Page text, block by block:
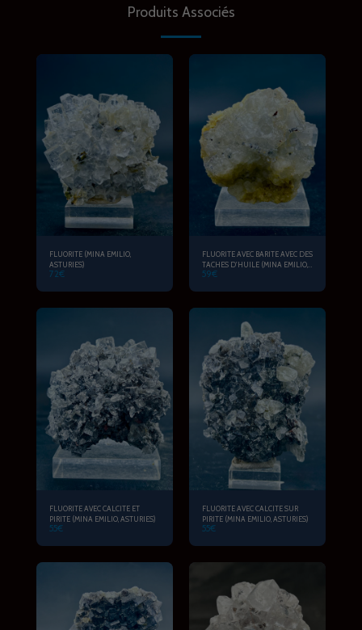
Produits Associés
FLUORITE (MINA EMILIO,
ASTURIES)
72€
FLUORITE AVEC BARITE AVEC DES
TACHES D'HUILE (MINA EMILIO,
ASTURIES)
59€
FLUORITE AVEC CALCITE ET
PIRITE (MINA EMILIO, ASTURIES)
55€
FLUORITE AVEC CALCITE SUR
PIRITE (MINA EMILIO, ASTURIES)
55€